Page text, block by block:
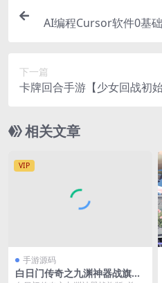
AI编程Cursor软件0基
下一篇
卡牌回合手游【少女回战初
M授权后台+安卓+详细搭建
相关文章
VIP
手游源码
白日门传奇之九渊神器战旗版_